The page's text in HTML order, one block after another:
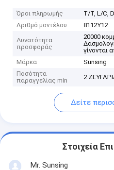
Όροι πληρωμής
Τ/Τ, L/C,
Αριθμό μοντέλου
8112Y12
Δυνατότητα
προσφοράς
20000
γίνονται
Μάρκα
Sunsing
Ποσότητα
παραγγελίας min
2
Δείτε
Στοιχεία
Mr. Sunsing